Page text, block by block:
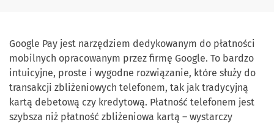
Google Pay jest narzędziem dedykowanym do płatności
mobilnych opracowanym przez firmę Google. To bardzo
intuicyjne, proste i wygodne rozwiązanie, które służy do
transakcji zbliżeniowych telefonem, tak jak tradycyjną
kartą debetową czy kredytową. Płatność telefonem jest
szybsza niż płatność zbliżeniowa kartą – wystarczy